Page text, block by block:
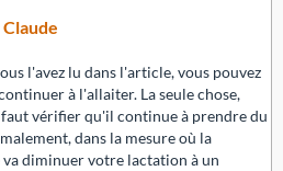
Claude
l'avez lu dans l'article, vous pouvez
à l'allaiter. La seule chose,
vérifier qu'il continue à prendre du
dans la mesure où la
va diminuer votre lactation à un